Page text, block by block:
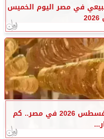
في مصر اليوم الخميس
أسعار الذهب اليوم الخميس 6 أغسطس 2026 في مصر.. كم